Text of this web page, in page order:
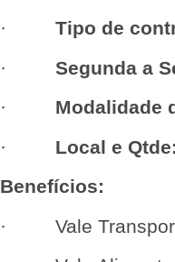
· Tipo de
· Segunda a
· Modalidade
· Local e
Benefícios:
· Vale